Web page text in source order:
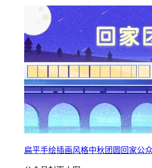
扁平手绘插画风格中秋团圆回家公